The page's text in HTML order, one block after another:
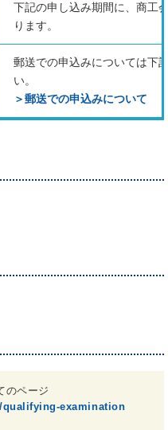
下記の申し込み期間に、商工
ります。
郵送での申込みについては下
い。
＞郵送での申込みについて
のページ
examination